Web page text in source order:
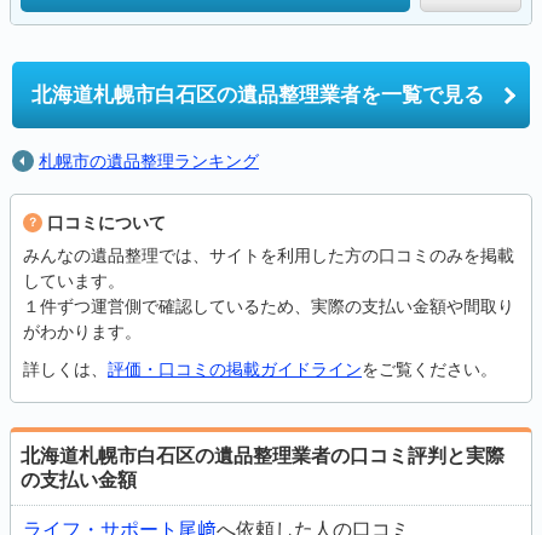
北海道札幌市白石区の遺品整理業者を一覧で見る
札幌市の遺品整理ランキング
口コミについて
みんなの遺品整理では、サイトを利用した方の口コミのみを掲載
しています。
１件ずつ運営側で確認しているため、実際の支払い金額や間取り
がわかります。
詳しくは、 評価・口コミの掲載ガイドラインをご覧ください。
北海道札幌市白石区の遺品整理業者の口コミ評判と実際
の支払い金額
ライフ・サポート尾﨑へ依頼した人の口コミ